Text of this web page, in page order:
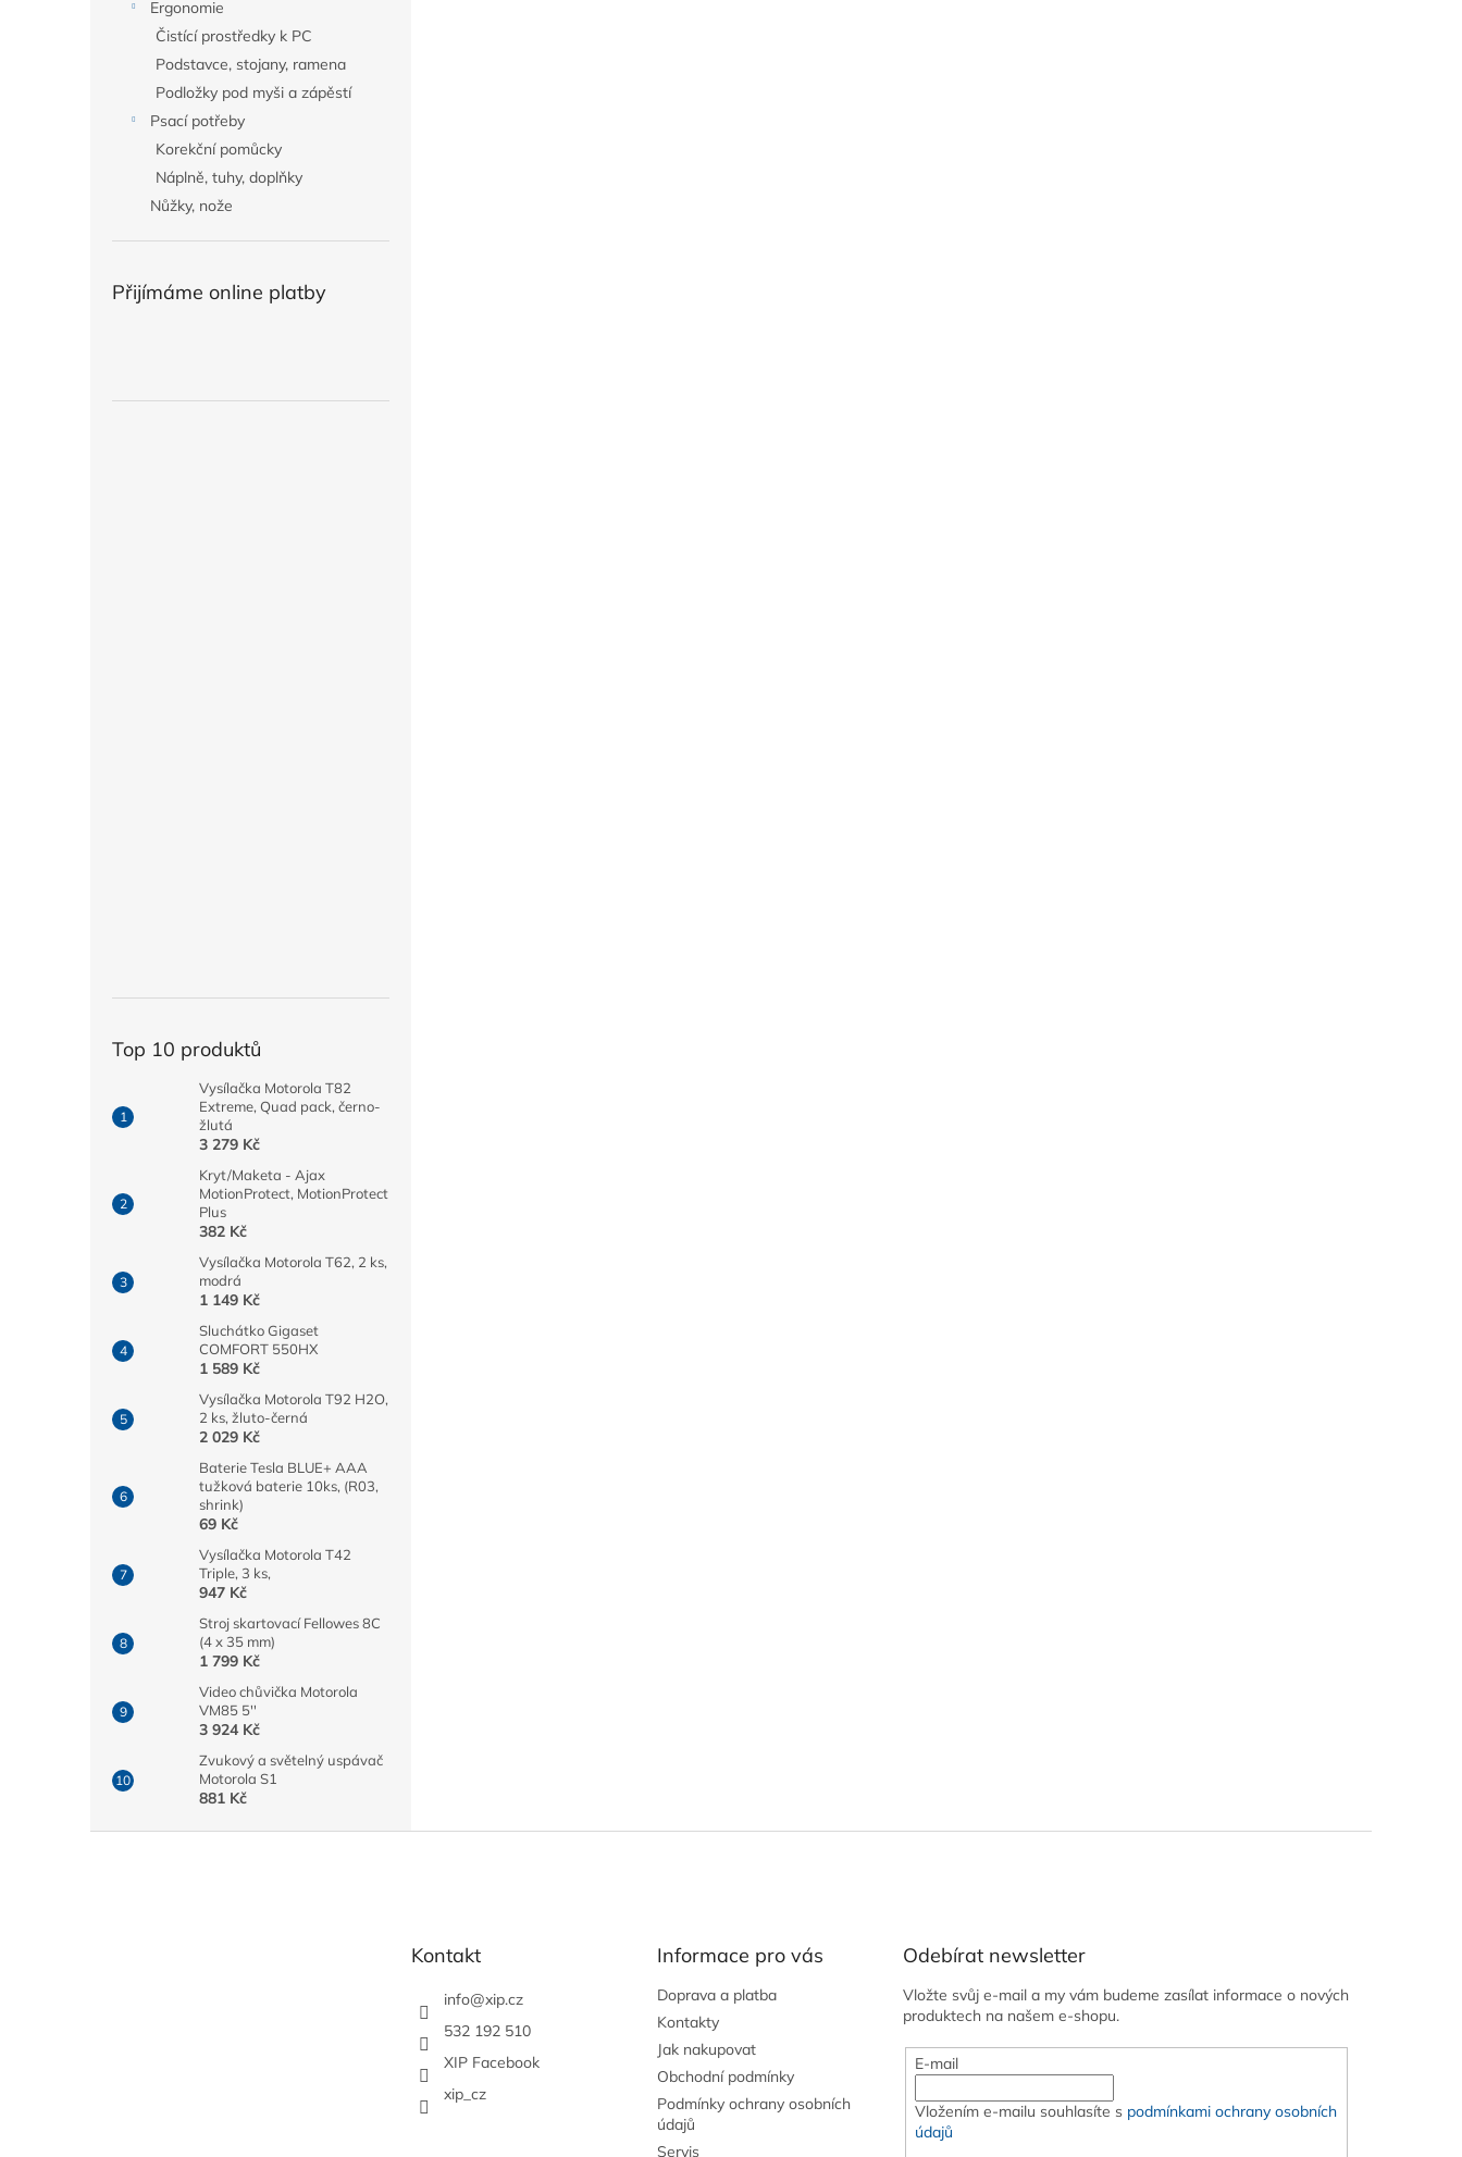
Ergonomie
Čistící prostředky k PC
Podstavce, stojany, ramena
Podložky pod myši a zápěstí
Psací potřeby
Korekční pomůcky
Náplně, tuhy, doplňky
Nůžky, nože
Přijímáme online platby
Top 10 produktů
Vysílačka Motorola T82
Extreme, Quad pack, černo-
žlutá
3 279 Kč
Kryt/Maketa - Ajax
MotionProtect, MotionProtect
Plus
382 Kč
Vysílačka Motorola T62, 2 ks,
modrá
1 149 Kč
Sluchátko Gigaset
COMFORT 550HX
1 589 Kč
Vysílačka Motorola T92 H2O,
2 ks, žluto-černá
2 029 Kč
Baterie Tesla BLUE+ AAA
tužková baterie 10ks, (R03,
shrink)
69 Kč
Vysílačka Motorola T42
Triple, 3 ks,
947 Kč
Stroj skartovací Fellowes 8C
(4 x 35 mm)
1 799 Kč
Video chůvička Motorola
VM85 5''
3 924 Kč
Zvukový a světelný uspávač
Motorola S1
881 Kč
Kontakt
info@xip.cz
532 192 510
XIP Facebook
xip_cz
Informace pro vás
Doprava a platba
Kontakty
Jak nakupovat
Obchodní podmínky
Podmínky ochrany osobních
údajů
Servis
Odebírat newsletter
Vložte svůj e-mail a my vám budeme zasílat informace o nových
produktech na našem e-shopu.
E-mail
Vložením e-mailu souhlasíte s podmínkami ochrany osobních
údajů